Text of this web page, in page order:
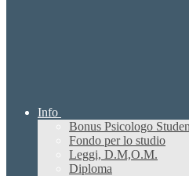
Info
Bonus Psicologo
Fondo per lo studio
Leggi, D.M,O.M.
Diploma